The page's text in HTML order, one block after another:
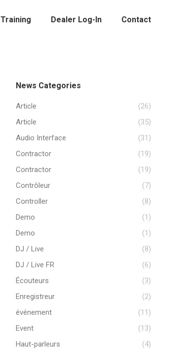
Training Dealer Log-In Contact
News Categories
Article
(26)
Article
(35)
Audio Interface
(31)
Contractor
(19)
Contractor
(19)
Contrôleur
(7)
Controller
(8)
Demo
(1)
Demo
(1)
DJ / Live
(8)
DJ / Live FR
(6)
Écouteurs
(3)
Enregistreur
(2)
événement
(11)
Event
(13)
Haut-parleurs
(4)